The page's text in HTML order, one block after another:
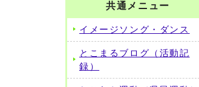
共通メニュー
イメージソング・ダンス
とこまるブログ（活動記
録）